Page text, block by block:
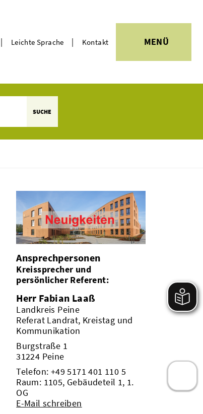
| Leichte Sprache | Kontakt MENÜ
SUCHE
Ansprechpersonen
Kreissprecher und
persönlicher Referent:
Herr Fabian Laaß
Landkreis Peine
Referat Landrat, Kreistag und
Kommunikation
Burgstraße 1
31224 Peine
Telefon: +49 5171 401 110 5
Raum: 1105, Gebäudeteil 1, 1.
OG
E-Mail schreiben